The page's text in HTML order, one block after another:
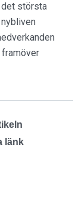
det största
länk